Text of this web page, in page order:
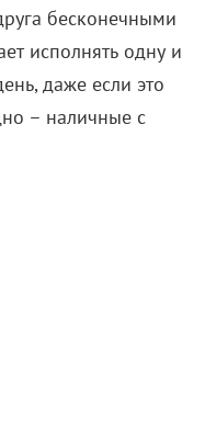
бесконечными
исполнять одну и
даже если это
– наличные с